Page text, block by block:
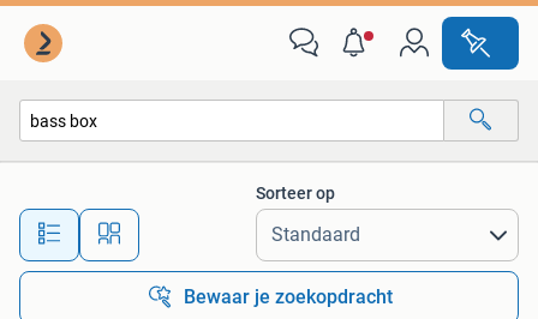
Alle afstanden…
Sorteer op
Bewaar je zoekopdracht